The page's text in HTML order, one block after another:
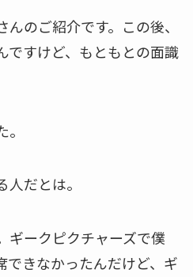
のご紹介です。この後、
ですけど、もともとの面識
人だとは。
ギークピクチャーズで僕
できなかったんだけど、ギ